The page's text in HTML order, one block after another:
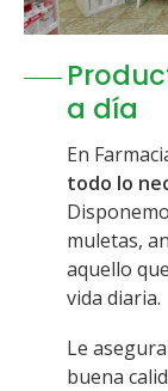
a día
En
todo lo
muletas,
aquello
vida diaria.
Le
buena